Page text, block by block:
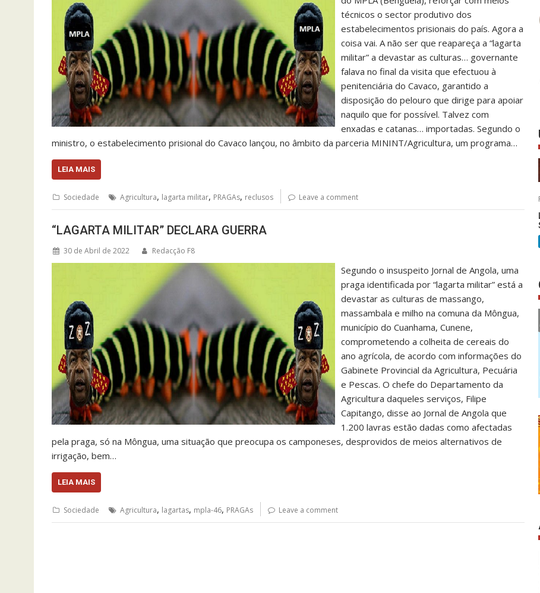
técnicos o sector produtivo dos
estabelecimentos prisionais do país. Agora a
coisa vai. A não ser que reapareça a “lagarta
militar” a devastar as culturas… governante
falava no final da visita que efectuou à
penitenciária do Cavaco, garantido a
disposição do pelouro que dirige para apoiar
naquilo que for possível. Talvez com
enxadas e catanas… importadas. Segundo o
ministro, o estabelecimento prisional do Cavaco lançou, no âmbito da parceria MININT/Agricultura, um programa…
LEIA MAIS
Sociedade Agricultura, lagarta militar, PRAGAs, reclusos Leave a comment
“LAGARTA MILITAR” DECLARA GUERRA
30 de Abril de 2022 Redacção F8
Segundo o insuspeito Jornal de Angola, uma
praga identificada por “lagarta militar” está a
devastar as culturas de massango,
massambala e milho na comuna da Môngua,
município do Cuanhama, Cunene,
comprometendo a colheita de cereais do
ano agrícola, de acordo com informações do
Gabinete Provincial da Agricultura, Pecuária
e Pescas. O chefe do Departamento da
Agricultura daqueles serviços, Filipe
Capitango, disse ao Jornal de Angola que
1.200 lavras estão dadas como afectadas
pela praga, só na Môngua, uma situação que preocupa os camponeses, desprovidos de meios alternativos de
irrigação, bem…
LEIA MAIS
Sociedade Agricultura, lagartas, mpla-46, PRAGAs Leave a comment